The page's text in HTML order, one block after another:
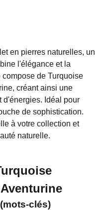
en pierres naturelles, un
l'élégance et la
de Turquoise
créant ainsi une
d'énergies. Idéal pour
de sophistication.
à votre collection et
naturelle.
clés)